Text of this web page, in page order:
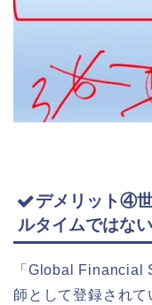
デメリット④
ルタイムではない
「Global Financial
師として登録されて